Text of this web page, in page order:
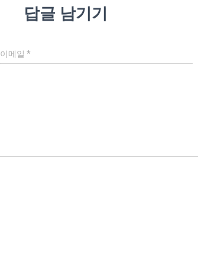
답글 남기기
이메일*